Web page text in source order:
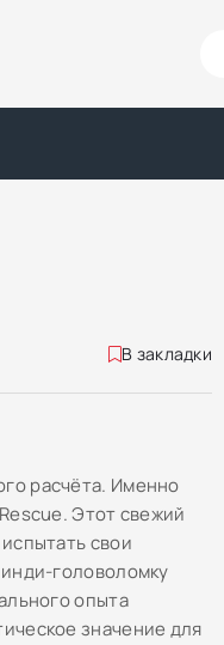
В закладки
расчёта. Именно
Этот свежий
свои
головоломку
опыта
значение для